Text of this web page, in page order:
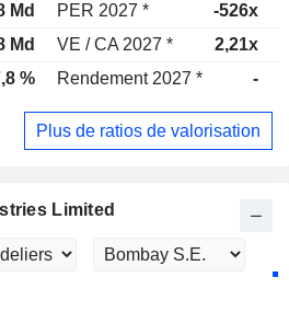
Md PER 2027 * -526x
Md VE / CA 2027 * 2,21x
% Rendement 2027 * -
Plus de ratios de valorisation
Limited